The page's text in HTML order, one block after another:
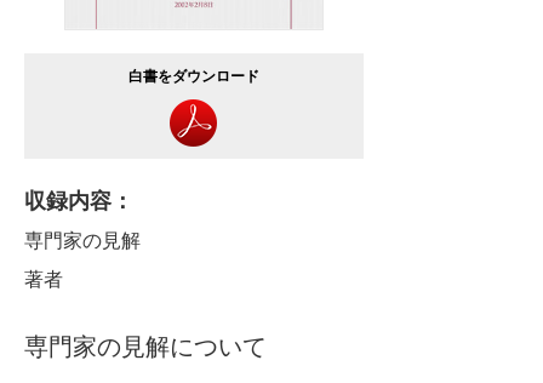
白書をダウンロード
収録内容：
専門家の見解
著者
専門家の見解について